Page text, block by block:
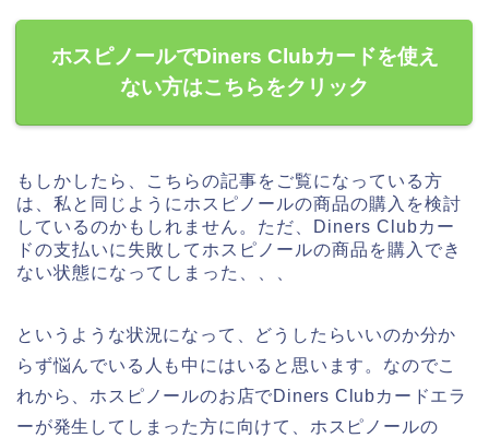
ホスピノールでDiners Clubカードを使え
ない方はこちらをクリック
もしかしたら、こちらの記事をご覧になっている方
は、私と同じようにホスピノールの商品の購入を検討
しているのかもしれません。ただ、Diners Clubカー
ドの支払いに失敗してホスピノールの商品を購入でき
ない状態になってしまった、、、
というような状況になって、どうしたらいいのか分か
らず悩んでいる人も中にはいると思います。なのでこ
れから、ホスピノールのお店でDiners Clubカードエラ
ーが発生してしまった方に向けて、ホスピノールの